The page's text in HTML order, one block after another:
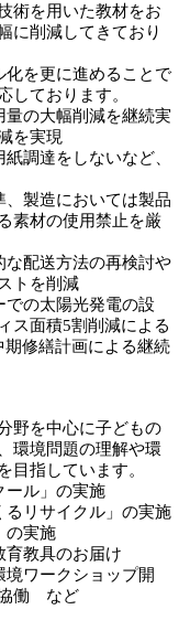
術を用いた教材をお
に削減してきており
を更に進めることで
しております。
量の大幅削減を継続実
を実現
調達をしないなど、
製造においては製品
素材の使用禁止を厳
な配送方法の再検討や
トを削減
での太陽光発電の設
ス面積5割削減による
修繕計画による継続
野を中心に子どもの
環境問題の理解や環
目指しています。
ール」の実施
るリサイクル」の実施
の実施
育教具のお届け
ワークショップ開
協働 など